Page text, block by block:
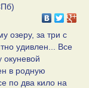
озеру, за три с
удивлен... Все
окуневой
в родную
по два кило на